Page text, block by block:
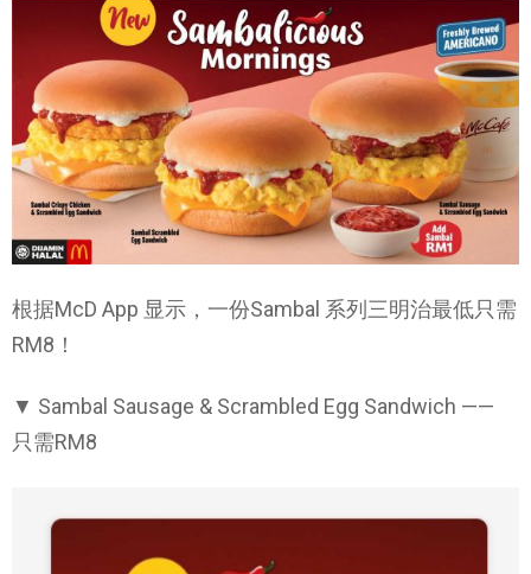
根据McD App 显示，一份Sambal 系列三明治最低只需
RM8！
▼ Sambal Sausage & Scrambled Egg Sandwich ——
只需RM8